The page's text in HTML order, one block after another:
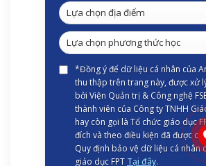
*Đồng ý để dữ liệu cá nhân của
thu thập trên trang này, được xử
bởi Viện Quản trị & Công nghệ
thành viên của Công ty TNHH
hay còn gọi là Tổ chức giáo dục
đích và theo điều kiện đã được
Quy định bảo vệ dữ liệu cá nhân
giáo dục FPT Tại đây.